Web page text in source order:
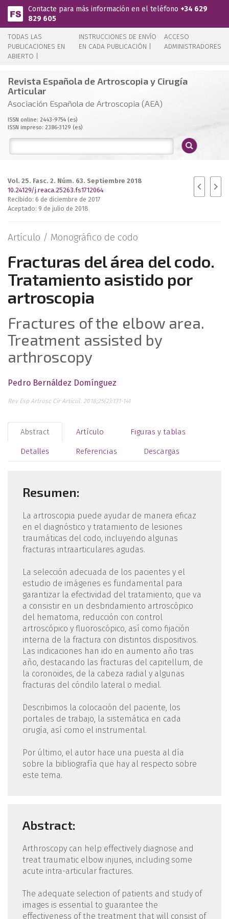
Pasar al contenido principal
Contacte para más información en el teléfono +34 629
829 605
TODAS LAS
PUBLICACIONES EN
ABIERTO |
INSTRUCCIONES DE ENVÍO
EN CADA PUBLICACIÓN |
ACCESO
ADMINISTRADORES
Revista Española de Artroscopia y Cirugía
Articular
Asociación Española de Artroscopia (AEA)
ISSN online: 2443-9754 (es)
ISSN impreso: 2386-3129 (es)
Vol. 25. Fasc. 2. Núm. 63. Septiembre 2018
10.24129/j.reaca.25263.fs1712064
Recibido: 6 de diciembre de 2017
Aceptado: 9 de julio de 2018
Artículo / Monográfico de codo
Fracturas del área del codo.
Tratamiento asistido por
artroscopia
Fractures of the elbow area.
Treatment assisted by
arthroscopy
Pedro Bernáldez Domínguez
Rev Esp Artrosc Cir Articul. 2018;25(2):131-141
Abstract Artículo Figuras y tablas
Detalles Referencias Descargas
Resumen:
La artroscopia puede ayudar de manera eficaz
en el diagnóstico y tratamiento de lesiones
traumáticas del codo, incluyendo algunas
fracturas intraarticulares agudas.
La selección adecuada de los pacientes y el
estudio de imágenes es fundamental para
garantizar la efectividad del tratamiento, que va
a consistir en un desbridamiento artroscópico
del hematoma, reducción con control
artroscópico y fluoroscópico, así como fijación
interna de la fractura con distintos dispositivos.
Las indicaciones han ido en aumento año tras
año, destacando las fracturas del capitellum, de
la coronoides, de la cabeza radial y algunas
fracturas del cóndilo lateral o medial.
Describimos la colocación del paciente, los
portales de trabajo, la sistemática en cada
cirugía, así como el instrumental.
Por último, el autor hace una puesta al día
sobre la bibliografía que hay al respecto sobre
este tema.
Abstract:
Arthroscopy can help effectively diagnose and
treat traumatic elbow injuries, including some
acute intra-articular fractures.
The adequate selection of patients and study of
images is essential to guarantee the
effectiveness of the treatment that will consist of